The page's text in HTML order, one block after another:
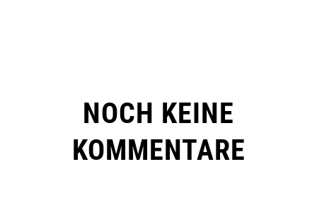
NOCH KEINE
KOMMENTARE